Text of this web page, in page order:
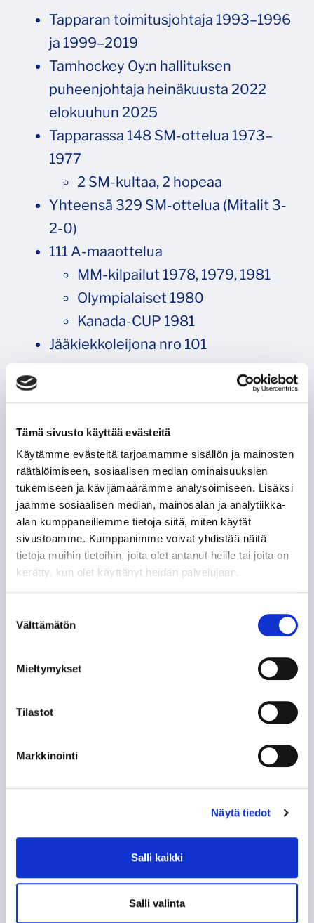
Tämä sivusto käyttää evästeitä
Käytämme evästeitä tarjoamamme sisällön ja mainosten
räätälöimiseen, sosiaalisen median ominaisuuksien
tukemiseen ja kävijämäärämme analysoimiseen. Lisäksi
jaamme sosiaalisen median, mainosalan ja analytiikka-
alan kumppaneillemme tietoja siitä, miten käytät
sivustoamme. Kumppanimme voivat yhdistää näitä
tietoja muihin tietoihin, joita olet antanut heille tai joita on
kerätty, kun olet käyttänyt heidän palvelujaan.
valinta
Välttämätön
Mieltymykset
Tilastot
Markkinointi
Näytä tiedot
Salli kaikki
Salli valinta
Tapparan toimitusjohtaja 1993–1996
ja 1999–2019
Tamhockey Oy:n hallituksen
puheenjohtaja heinäkuusta 2022
elokuuhun 2025
Tapparassa 148 SM-ottelua 1973–
1977
2 SM-kultaa, 2 hopeaa
Yhteensä 329 SM-ottelua (Mitalit 3-
2-0)
111 A-maaottelua
MM-kilpailut 1978, 1979, 1981
Olympialaiset 1980
Kanada-CUP 1981
Jääkiekkoleijona nro 101
Tapparalle finaalipelissä 1–2 -
Lauantaina taistellaan Tampere
Cupin voitosta – Tappara kohtaa
JYPin Hakametsässä